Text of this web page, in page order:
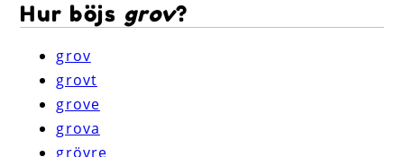
Hur böjs grov?
grov
grovt
grove
grova
grövre